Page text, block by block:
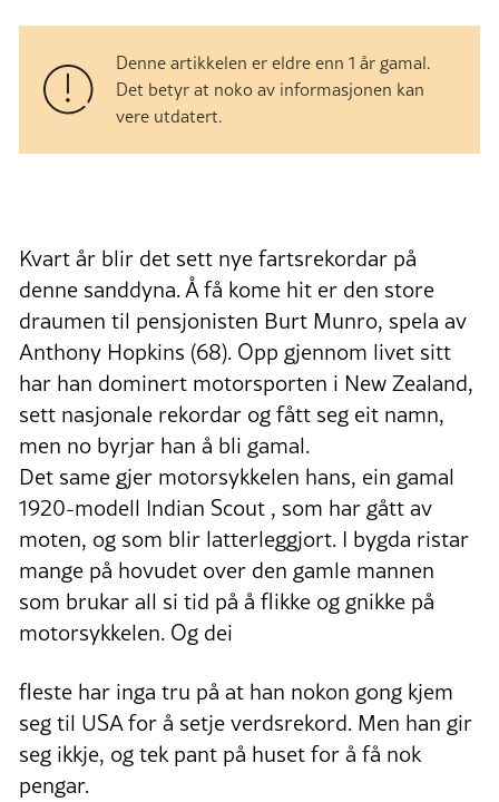
Denne artikkelen er eldre enn 1 år gamal.
Det betyr at noko av informasjonen kan
vere utdatert.
Kvart år blir det sett nye fartsrekordar på
denne sanddyna. Å få kome hit er den store
draumen til pensjonisten Burt Munro, spela av
Anthony Hopkins (68). Opp gjennom livet sitt
har han dominert motorsporten i New Zealand,
sett nasjonale rekordar og fått seg eit namn,
men no byrjar han å bli gamal.
Det same gjer motorsykkelen hans, ein gamal
1920-modell Indian Scout , som har gått av
moten, og som blir latterleggjort. I bygda ristar
mange på hovudet over den gamle mannen
som brukar all si tid på å flikke og gnikke på
motorsykkelen. Og dei
fleste har inga tru på at han nokon gong kjem
seg til USA for å setje verdsrekord. Men han gir
seg ikkje, og tek pant på huset for å få nok
pengar.